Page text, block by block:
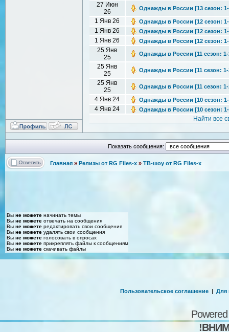
27 Июн
26
Однажды в России [13 сезон:
1 Янв 26 Однажды в России [12 сезон:
1 Янв 26 Однажды в России [12 сезон:
1 Янв 26 Однажды в России [12 сезон:
25 Янв
25
Однажды в России [11 сезон: 1-
25 Янв
25
Однажды в России [11 сезон: 1-
25 Янв
25
Однажды в России [11 сезон: 1-
4 Янв 24 Однажды в России [10 сезон: 1-
4 Янв 24 Однажды в России [10 сезон: 1-
Найти все
Показать сообщения:
Главная » Релизы от RG Files-x » ТВ-шоу от RG Files-x
Вы не можете начинать темы
Вы не можете отвечать на сообщения
Вы не можете редактировать свои сообщения
Вы не можете удалять свои сообщения
Вы не можете голосовать в опросах
Вы не можете прикреплять файлы к сообщениям
Вы не можете скачивать файлы
Пользовательское соглашение | Для